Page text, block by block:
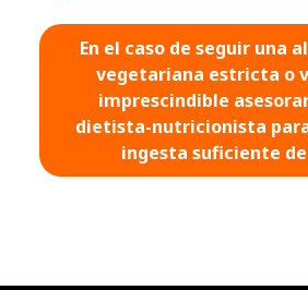
En el caso de seguir una
vegetariana estricta o
imprescindible
dietista-nutricionista
ingesta suficiente